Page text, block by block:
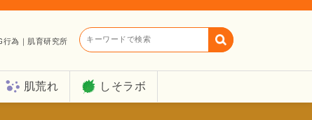
行為｜肌育研究所 キーワードで検索
肌荒れ しそラボ